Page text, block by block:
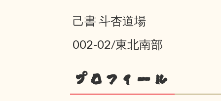
己書 斗杏道場
002-02/東北南部
プロフィール